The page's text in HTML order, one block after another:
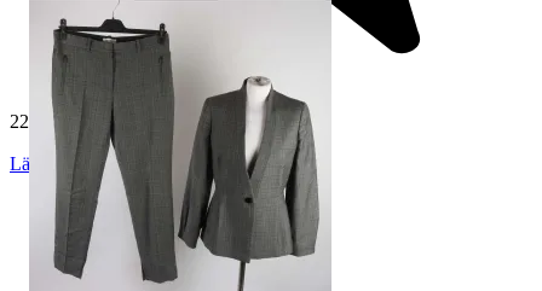
229 554 omdömen
Läs omdömen